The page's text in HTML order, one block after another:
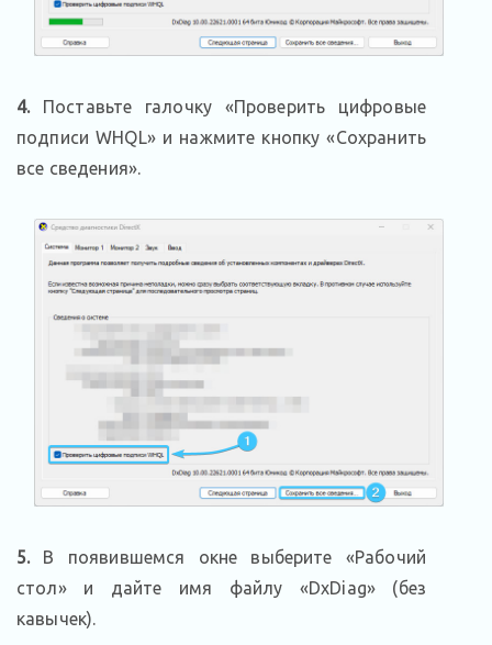
4. Поставьте галочку «Проверить цифровые
подписи WHQL» и нажмите кнопку «Сохранить
все сведения».
5.В появившемся окне выберите «Рабочий
стол» и дайте имя файлу «DxDiag» (без
кавычек).